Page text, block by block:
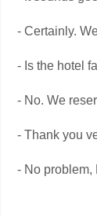
- Certainly.
- Is the hotel
- No. We
- Thank you
- No problem,